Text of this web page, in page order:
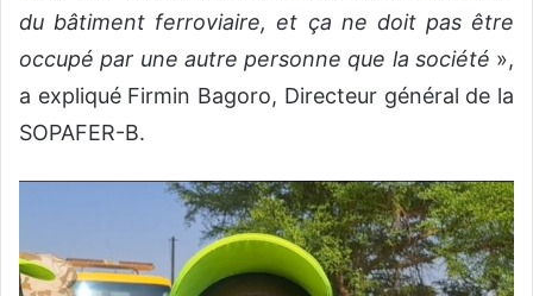
du bâtiment ferroviaire, et ça ne doit pas être
occupé par une autre personne que la société »,
a expliqué Firmin Bagoro, Directeur général de la
SOPAFER-B.